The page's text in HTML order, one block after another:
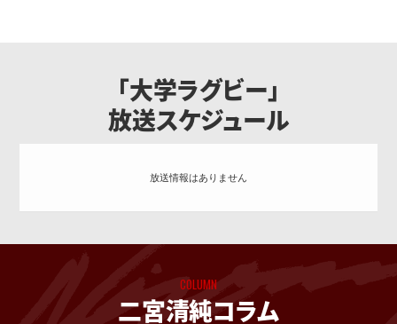
「大学ラグビー」
放送スケジュール
放送情報はありません
二宮清純コラム
COLUMN